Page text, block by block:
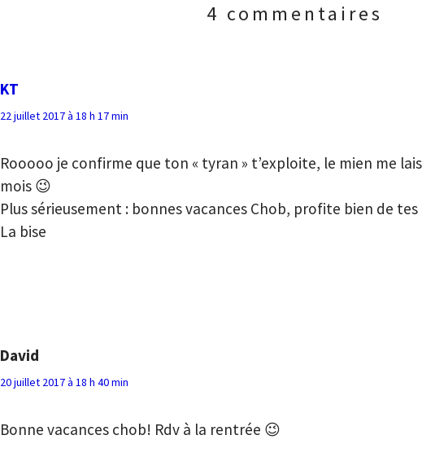
4 commentaires
KT
22 juillet 2017 à 18 h 17 min
Rooooo je confirme que ton « tyran » t’exploite, le mien me
mois 😉
Plus sérieusement : bonnes vacances Chob, profite bien de tes
La bise
David
20 juillet 2017 à 18 h 40 min
Bonne vacances chob! Rdv à la rentrée 😉